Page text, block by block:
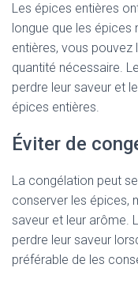
Les épices entières
longue que les épices
entières, vous
quantité nécessaire.
perdre leur saveur et
épices entières.
Éviter de
La congélation peut
conserver les épices,
saveur et leur arôme.
perdre leur saveur
préférable de les